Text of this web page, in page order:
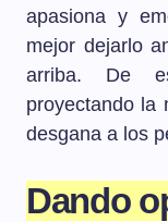
apasiona y
mejor dejarlo
arriba. De
proyectando la
desgana a los
Dando